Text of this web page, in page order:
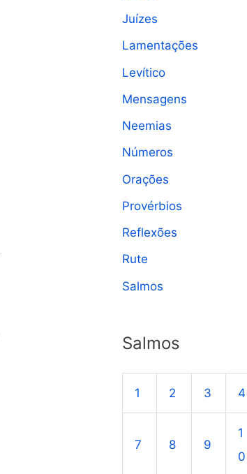
Juízes
Lamentações
Levítico
Mensagens
Neemias
Números
Orações
Provérbios
Reflexões
Rute
Salmos
Salmos
1 2 3 4
7 8 9
1
0